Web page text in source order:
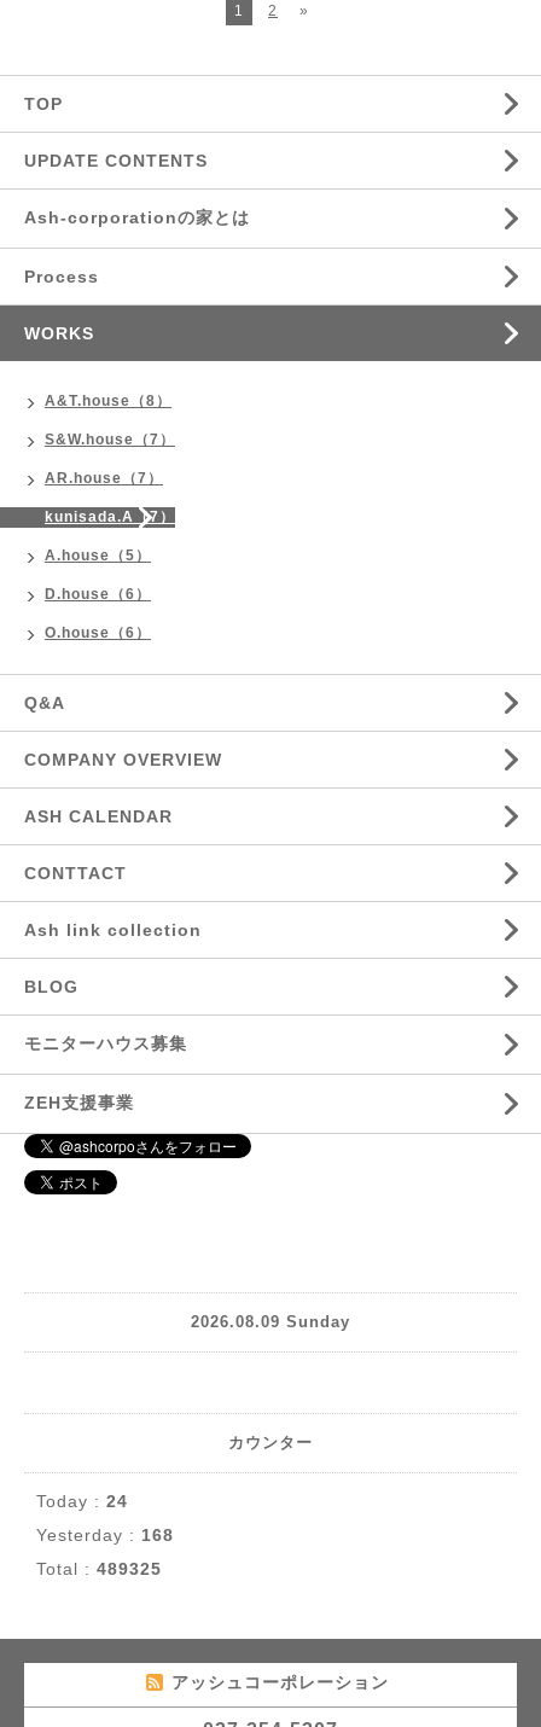
1 2 »
TOP
UPDATE CONTENTS
Ash-corporationの家とは
Process
WORKS
A&T.house（8）
S&W.house（7）
AR.house（7）
kunisada.A（7）
A.house（5）
D.house（6）
O.house（6）
Q&A
COMPANY OVERVIEW
ASH CALENDAR
CONTTACT
Ash link collection
BLOG
モニターハウス募集
ZEH支援事業
2026.08.09 Sunday
カウンター
Today : 24
Yesterday : 168
Total : 489325
アッシュコーポレーション